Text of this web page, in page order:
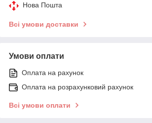
Нова Пошта
Всі умови доставки
Умови оплати
Оплата на рахунок
Оплата на розрахунковий рахунок
Всі умови оплати